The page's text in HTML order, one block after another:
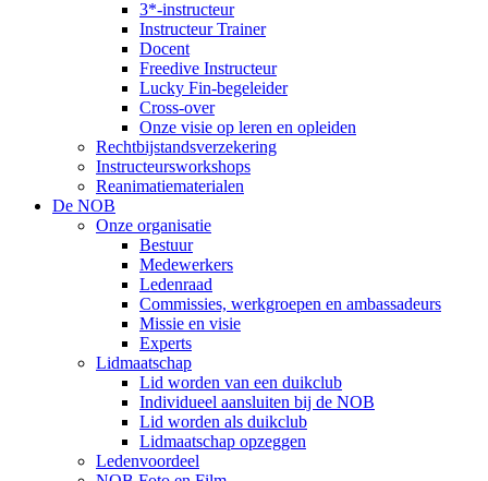
3*-instructeur
Instructeur Trainer
Docent
Freedive Instructeur
Lucky Fin-begeleider
Cross-over
Onze visie op leren en opleiden
Rechtbijstandsverzekering
Instructeursworkshops
Reanimatiematerialen
De NOB
Onze organisatie
Bestuur
Medewerkers
Ledenraad
Commissies, werkgroepen en ambassadeurs
Missie en visie
Experts
Lidmaatschap
Lid worden van een duikclub
Individueel aansluiten bij de NOB
Lid worden als duikclub
Lidmaatschap opzeggen
Ledenvoordeel